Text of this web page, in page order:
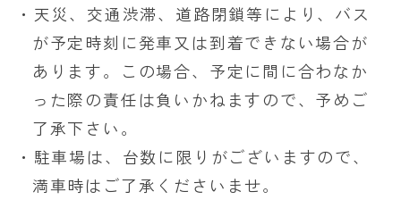
・天災、交通渋滞、道路閉鎖等により、バス
が予定時刻に発車又は到着できない場合が
あります。この場合、予定に間に合わなか
った際の責任は負いかねますので、予めご
了承下さい。
・駐車場は、台数に限りがございますので、
満車時はご了承くださいませ。